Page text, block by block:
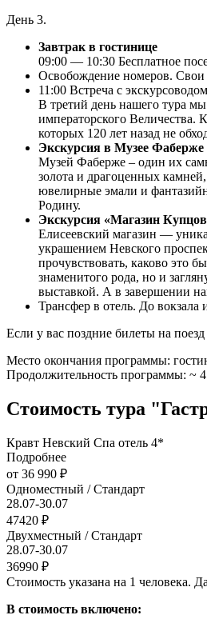
День 3.
Завтрак в гостинице
09:00 — 10:30 Бесплатное
Освобождение номеров. Свои
11:00 Встреча с
В третий день нашего тура
императорского
которых 120 лет назад не
Экскурсия в Музее Фаберже
Музей Фаберже – один их
золота и драгоценных
ювелирные эмали и
Родину.
Экскурсия «Магазин
Елисеевский магазин —
украшением Невского
прочувствовать, каково это
знаменитого рода, но и
выставкой. А в завершении
Трансфер в отель. До вокзала
Если у вас поздние билеты на поезд
Место окончания программы:
Продолжительность программы: ~
Стоимость тура
Кравт Невский Спа отель 4*
Подробнее
от 36 990 ₽
Одноместный / Стандарт
28.07-30.07
47420 ₽
Двухместный / Стандарт
28.07-30.07
36990 ₽
Стоимость указана на 1 человека.
В стоимость включено: